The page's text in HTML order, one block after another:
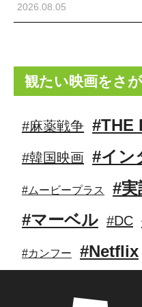
2026.08.05
観たい映画をさが
#麻薬戦争 #THE
#韓国映画 #イン
#ムービープラス #実
#マーベル #DC
#カンフー #Netflix